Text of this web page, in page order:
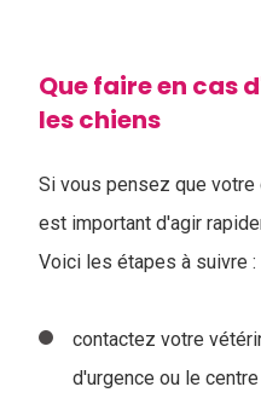
Que faire en cas
les chiens
Si vous pensez que
est important d'agir
Voici les étapes à suivre :
contactez votre
d'urgence ou le